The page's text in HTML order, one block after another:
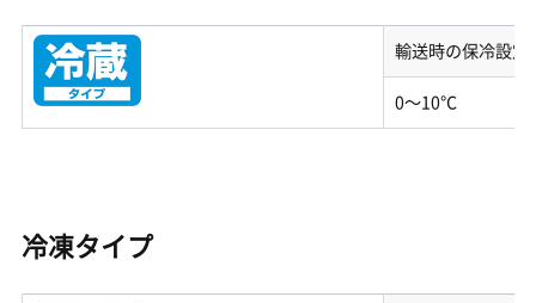
輸送時の保冷設定
0～10℃
冷凍タイプ